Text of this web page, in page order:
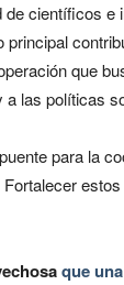
científicos e
que
las políticas
para la
que